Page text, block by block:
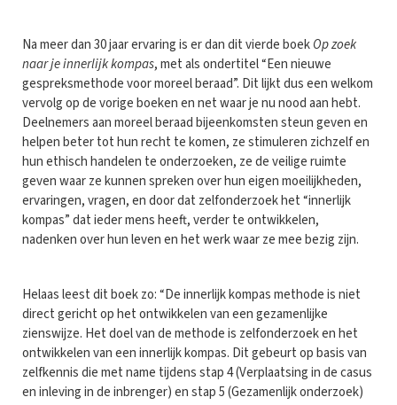
Na meer dan 30 jaar ervaring is er dan dit vierde boekOp zoek
naar je innerlijk kompas, met als ondertitel “Een nieuwe
gespreksmethode voor moreel beraad”. Dit lijkt dus een welkom
vervolg op de vorige boeken en net waar je nu nood aan hebt.
Deelnemers aan moreel beraad bijeenkomsten steun geven en
helpen beter tot hun recht te komen, ze stimuleren zichzelf en
hun ethisch handelen te onderzoeken, ze de veilige ruimte
geven waar ze kunnen spreken over hun eigen moeilijkheden,
ervaringen, vragen, en door dat zelfonderzoek het “innerlijk
kompas” dat ieder mens heeft, verder te ontwikkelen,
nadenken over hun leven en het werk waar ze mee bezig zijn.
Helaas leest dit boek zo: “De innerlijk kompas methode is niet
direct gericht op het ontwikkelen van een gezamenlijke
zienswijze. Het doel van de methode is zelfonderzoek en het
ontwikkelen van een innerlijk kompas. Dit gebeurt op basis van
zelfkennis die met name tijdens stap 4 (Verplaatsing in de casus
en inleving in de inbrenger) en stap 5 (Gezamenlijk onderzoek)